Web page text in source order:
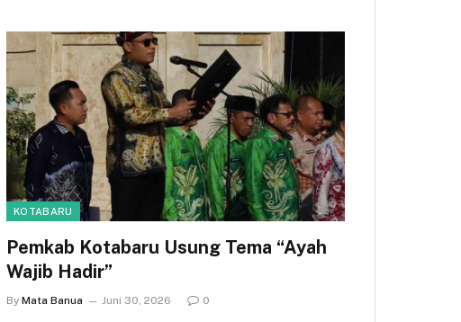
KOTABARU
Pemkab Kotabaru Usung Tema “Ayah
Wajib Hadir”
By Mata Banua Juni 30, 2026 0